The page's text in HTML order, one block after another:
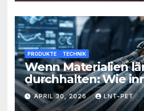
PRODUKTE TECHNIK
Wenn Materialien
durchhalten: Wie
Werkstoffe Ihre
revolutionieren
APRIL 30, 2026 LNT-PET